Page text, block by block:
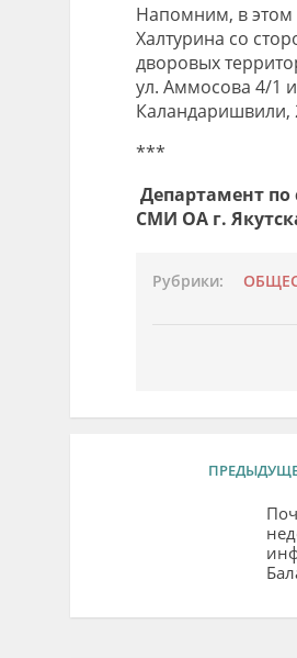
Напомним, в этом
Халтурина со
дворовых
ул. Аммосова 4/1
Каландаришвили,
***
Департамент
СМИ ОА г.
Рубрики: